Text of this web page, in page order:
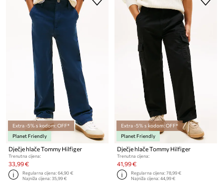
Extra -5% s kodom: OFF*
Planet Friendly
Dječje hlače Tommy Hilfiger
Trenutna cijena:
33,99 €
Regularna cijena:64,90 €
Najniža cijena:35,99 €
Extra -5% s kodom: OFF*
Planet Friendly
Dječje hlače Tommy Hilfiger
Trenutna cijena:
41,99 €
Regularna cijena:78,99 €
Najniža cijena:44,99 €